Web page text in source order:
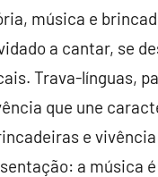
música e
a cantar, se
Trava-línguas,
que une
e
a música